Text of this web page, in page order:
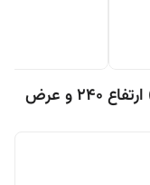
پرده توری مغناطیسی (پرده آهنربایی ) ارتفاع 240 و عرض